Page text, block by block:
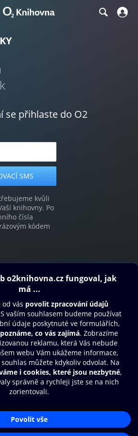
se přihlaste do O2
kvůli
knihovny. Po
čísla
kódem
údajů
Aplikace O2 Knihovna